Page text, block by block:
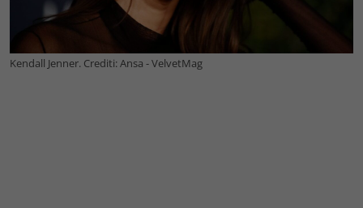
Kendall Jenner. Crediti: Ansa - VelvetMag